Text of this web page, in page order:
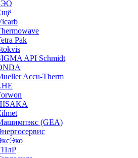
Pak
API Schmidt
Accu-Therm
(GEA)